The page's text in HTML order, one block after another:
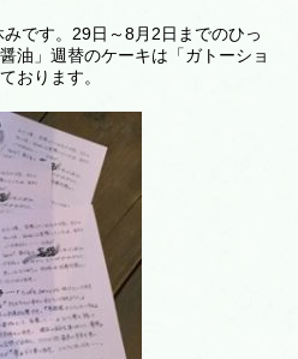
です。29日～8月2日までのひっ
油」週替のケーキは「ガトーショ
おります。